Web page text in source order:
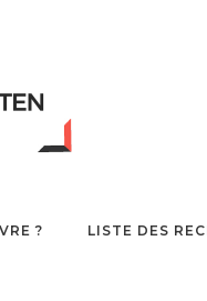
? LISTE DES